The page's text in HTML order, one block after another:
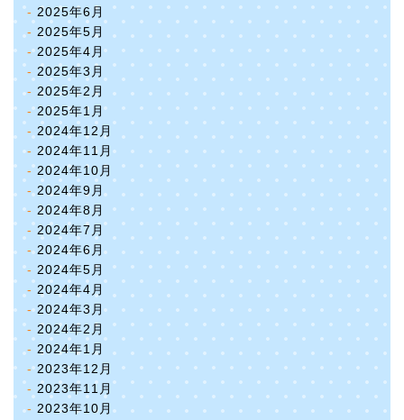
2025年6月
2025年5月
2025年4月
2025年3月
2025年2月
2025年1月
2024年12月
2024年11月
2024年10月
2024年9月
2024年8月
2024年7月
2024年6月
2024年5月
2024年4月
2024年3月
2024年2月
2024年1月
2023年12月
2023年11月
2023年10月